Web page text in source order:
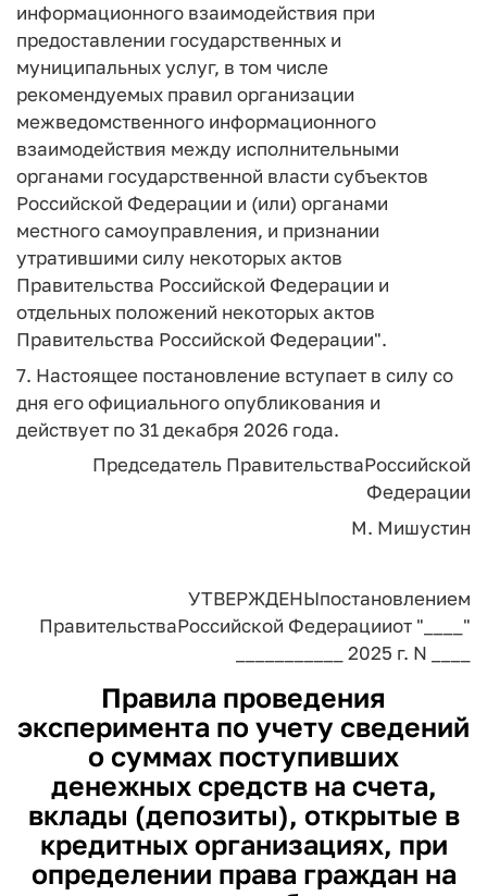
информационного взаимодействия при
предоставлении государственных и
муниципальных услуг, в том числе
рекомендуемых правил организации
межведомственного информационного
взаимодействия между исполнительными
органами государственной власти субъектов
Российской Федерации и (или) органами
местного самоуправления, и признании
утратившими силу некоторых актов
Правительства Российской Федерации и
отдельных положений некоторых актов
Правительства Российской Федерации".
7. Настоящее постановление вступает в силу со
дня его официального опубликования и
действует по 31 декабря 2026 года.
Председатель ПравительстваРоссийской
Федерации
М. Мишустин
УТВЕРЖДЕНЫпостановлением
ПравительстваРоссийской Федерацииот "____"
___________ 2025 г. N ____
Правила проведения
эксперимента по учету сведений
о суммах поступивших
денежных средств на счета,
вклады (депозиты), открытые в
кредитных организациях, при
определении права граждан на